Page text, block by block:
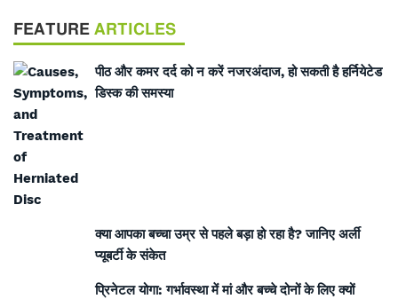
FEATURE ARTICLES
पीठ और कमर दर्द को न करें नजरअंदाज, हो सकती है हर्नियेटेड
डिस्क की समस्या
क्या आपका बच्चा उम्र से पहले बड़ा हो रहा है? जानिए अर्ली
प्यूबर्टी के संकेत
प्रिनेटल योगा: गर्भावस्था में मां और बच्चे दोनों के लिए क्यों